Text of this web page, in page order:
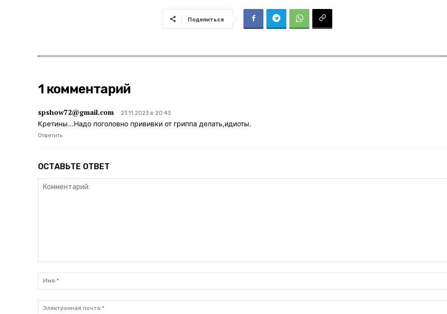
Поделиться
1 комментарий
spshow72@gmail.com 23.11.2023 в 20:43
Кретины…Надо поголовно прививки от гриппа делать,идиоты.
Ответить
ОСТАВЬТЕ ОТВЕТ